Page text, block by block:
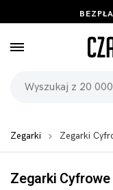
Zegarki Zegarki
Zegarki Cyfrowe